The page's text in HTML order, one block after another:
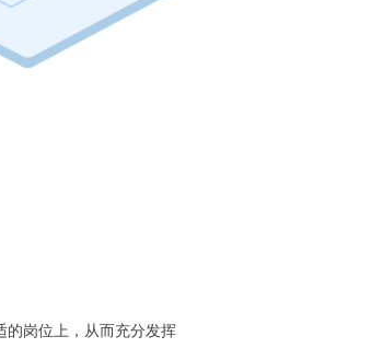
的岗位上，从而充分发挥